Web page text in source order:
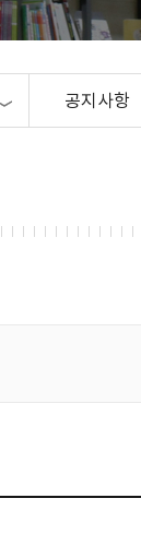
공지사항